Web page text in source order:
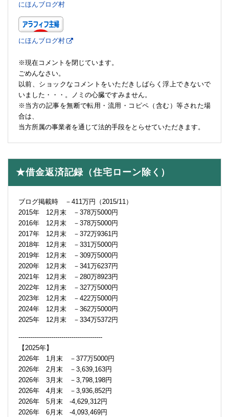
にほんブログ村
にほんブログ村
※現在コメントを閉じています。
ごめんなさい。
以前、ショックなコメントをいただきしばらく浮上できないで
いました・・・。ノミの心臓ですみません。
※当方の記事を無断で転用・流用・コピペ（含む）等された場
合は、
当方所属の事業者を通じて法的手段をとらせていただきます。
★借金返済記録（住宅ローン除く）
ブログ掲載時 －411万円（2015/11）
2015年 12月末 －378万5000円
2016年 12月末 －378万5000円
2017年 12月末 －372万9361円
2018年 12月末 －331万5000円
2019年 12月末 －309万5000円
2020年 12月末 －341万6237円
2021年 12月末 －280万8923円
2022年 12月末 －327万5000円
2023年 12月末 －422万5000円
2024年 12月末 －362万5000円
2025年 12月末 －334万5372円
-----------------------------------------
【2025年】
2026年 1月末 －377万5000円
2026年 2月末 －3,639,163円
2026年 3月末 －3,798,198円
2026年 4月末 －3,936,852円
2026年 5月末 -4,629,312円
2026年 6月末 -4,093,469円